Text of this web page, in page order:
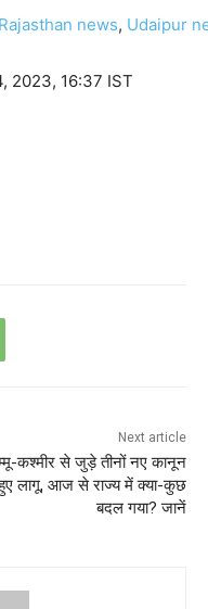
Rajasthan news, Udaipur
2023, 16:37 IST
Next article
कश्‍मीर से जुड़े तीनों नए कानून
लागू, आज से राज्‍य में क्‍या-कुछ
बदल गया? जानें